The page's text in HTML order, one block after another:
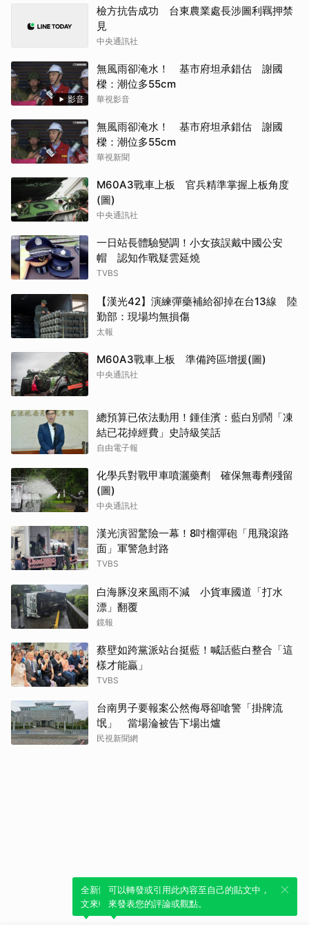
檢方抗告成功 台東農業處長涉圖利羈押禁
見
中央通訊社
影音
無風雨卻淹水！ 基市府坦承錯估 謝國
樑：潮位多55cm
華視影音
無風雨卻淹水！ 基市府坦承錯估 謝國
樑：潮位多55cm
華視新聞
M60A3戰車上板 官兵精準掌握上板角度
(圖)
中央通訊社
一日站長體驗變調！小女孩誤戴中國公安
帽 認知作戰疑雲延燒
TVBS
【漢光42】演練彈藥補給卻掉在台13線 陸
勤部：現場均無損傷
太報
M60A3戰車上板 準備跨區增援(圖)
中央通訊社
總預算已依法動用！鍾佳濱：藍白別鬧「凍
結已花掉經費」史詩級笑話
自由電子報
化學兵對戰甲車噴灑藥劑 確保無毒劑殘留
(圖)
中央通訊社
漢光演習驚險一幕！8吋榴彈砲「甩飛滾路
面」軍警急封路
TVBS
白海豚沒來風雨不減 小貨車國道「打水
漂」翻覆
鏡報
蔡壁如跨黨派站台挺藍！喊話藍白整合「這
樣才能贏」
TVBS
台南男子要報案公然侮辱卻嗆警「掛牌流
氓」 當場淪被告下場出爐
民視新聞網
全新體驗！一鍵引用此內容，透過發布貼
文來輕鬆表達個人立場。
可以轉發或引用此內容至自己的貼文中，
來發表您的評論或觀點。